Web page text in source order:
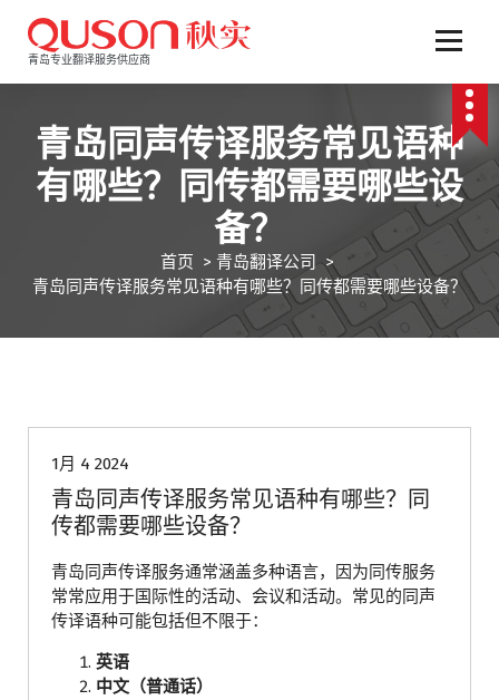
文
青岛专业翻译服务供应商
青岛同声传译服务常见语种
有哪些？同传都需要哪些设
备？
首页 > 青岛翻译公司 >
青岛同声传译服务常见语种有哪些？同传都需要哪些设备？
1月 4 2024
青岛同声传译服务常见语种有哪些？同
传都需要哪些设备？
青岛同声传译服务通常涵盖多种语言，因为同传服务
常常应用于国际性的活动、会议和活动。常见的同声
传译语种可能包括但不限于：
英语
中文（普通话）